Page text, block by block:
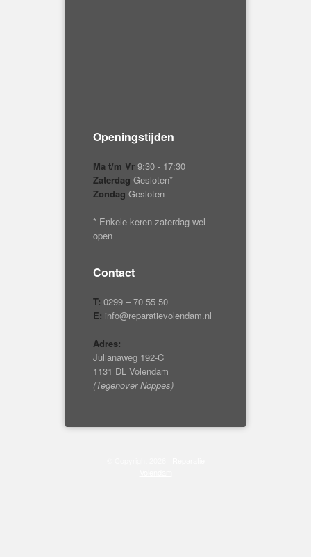
Openingstijden
Ma t/m Vr 9:30 - 17:30
Zaterdag Gesloten*
Zondag Gesloten
* Enkele keren zaterdag wel
open
Contact
T: 0299 – 70 55 50
E: info@reparatievolendam.nl
Adres:
Julianaweg 192-C
1131 DL Volendam
(Tegenover Noppes)